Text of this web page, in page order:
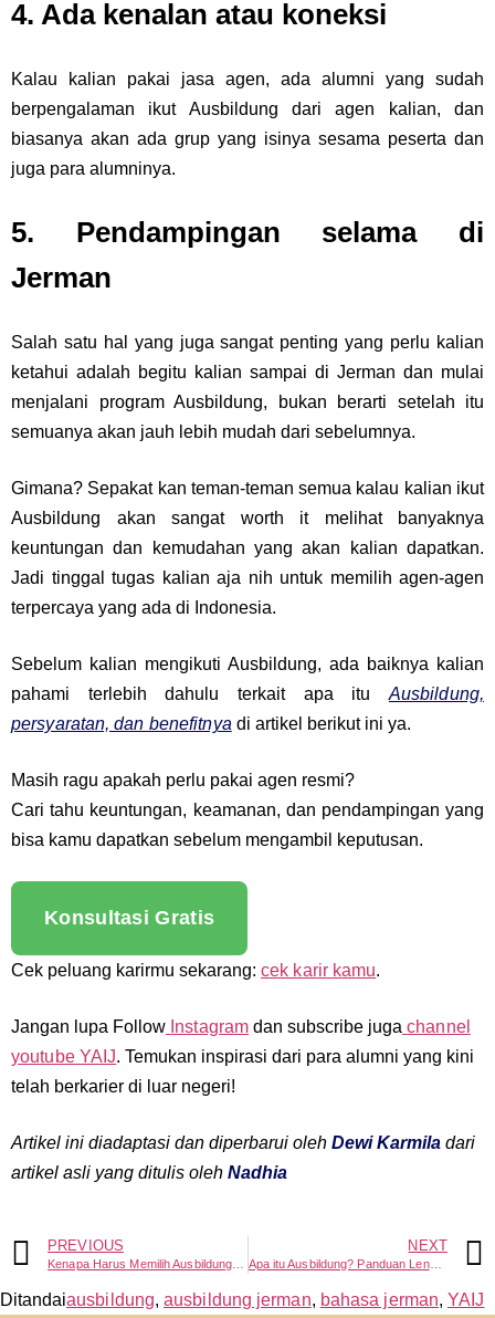
4. Ada kenalan atau koneksi
Kalau kalian pakai jasa agen, ada alumni yang sudah
berpengalaman ikut Ausbildung dari agen kalian, dan
biasanya akan ada grup yang isinya sesama peserta dan
juga para alumninya.
5. Pendampingan selama di
Jerman
Salah satu hal yang juga sangat penting yang perlu kalian
ketahui adalah begitu kalian sampai di Jerman dan mulai
menjalani program Ausbildung, bukan berarti setelah itu
semuanya akan jauh lebih mudah dari sebelumnya.
Gimana? Sepakat kan teman-teman semua kalau kalian ikut
Ausbildung akan sangat worth it melihat banyaknya
keuntungan dan kemudahan yang akan kalian dapatkan.
Jadi tinggal tugas kalian aja nih untuk memilih agen-agen
terpercaya yang ada di Indonesia.
Sebelum kalian mengikuti Ausbildung, ada baiknya kalian
pahami terlebih dahulu terkait apa itu Ausbildung,
persyaratan, dan benefitnya di artikel berikut ini ya.
Masih ragu apakah perlu pakai agen resmi?
Cari tahu keuntungan, keamanan, dan pendampingan yang
bisa kamu dapatkan sebelum mengambil keputusan.
Konsultasi Gratis
Cek peluang karirmu sekarang: cek karir kamu.
Jangan lupa Follow Instagram dan subscribe juga channel
youtube YAIJ. Temukan inspirasi dari para alumni yang kini
telah berkarier di luar negeri!
Artikel ini diadaptasi dan diperbarui oleh Dewi Karmila dari
artikel asli yang ditulis oleh Nadhia
PREVIOUS NEXT
Apa itu Ausbildung? Panduan Lengkap Syarat & Gaji 2026
Ditandaiausbildung, ausbildung jerman, bahasa jerman,YAIJ